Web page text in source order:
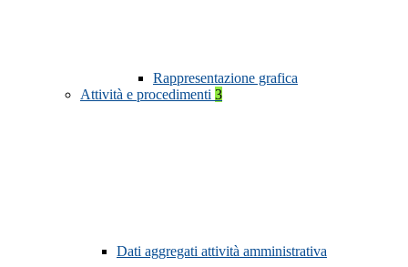
Rappresentazione grafica
Attività e procedimenti 3
Dati aggregati attività amministrativa